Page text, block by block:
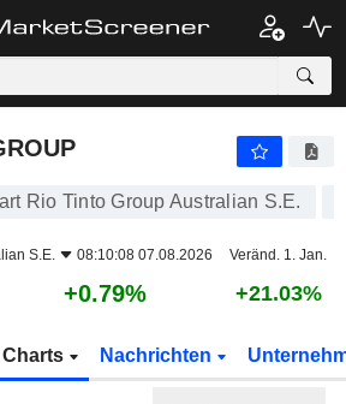
Rio Tinto Group Australian S.E.
S.E. 08:10:08 07.08.2026 Veränd. 1. Jan.
+0.79% +21.03%
Charts Nachrichten